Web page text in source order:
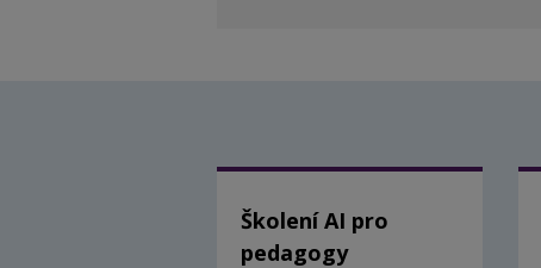
Školení AI pro
pedagogy